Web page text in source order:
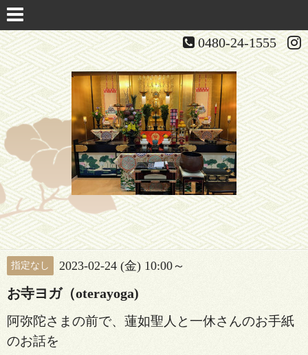
0480-24-1555
指定なし 2023-02-24 (金) 10:00～
お寺ヨガ（oterayoga)
阿弥陀さまの前で、蓮如聖人と一休さんのお手紙
のお話を